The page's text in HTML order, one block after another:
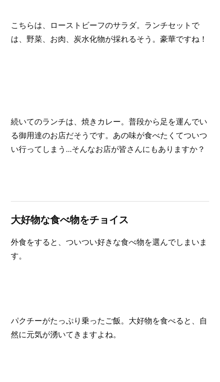
こちらは、ローストビーフのサラダ。ランチセットで
は、野菜、お肉、炭水化物が採れるそう。豪華ですね！
続いてのランチは、焼きカレー。普段から足を運んでい
る御用達のお店だそうです。あの味が食べたくてついつ
い行ってしまう...そんなお店が皆さんにもありますか？
大好物な食べ物をチョイス
外食をすると、ついつい好きな食べ物を選んでしまいま
す。
パクチーがたっぷり乗ったご飯。大好物を食べると、自
然に元気が湧いてきますよね。